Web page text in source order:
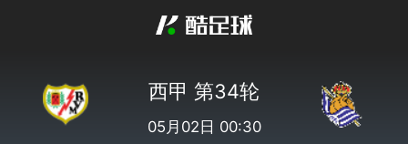
西甲 第34轮
05月02日 00:30